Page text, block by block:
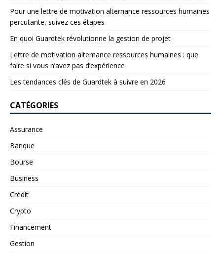
Pour une lettre de motivation alternance ressources humaines
percutante, suivez ces étapes
En quoi Guardtek révolutionne la gestion de projet
Lettre de motivation alternance ressources humaines : que
faire si vous n’avez pas d’expérience
Les tendances clés de Guardtek à suivre en 2026
CATÉGORIES
Assurance
Banque
Bourse
Business
Crédit
Crypto
Financement
Gestion